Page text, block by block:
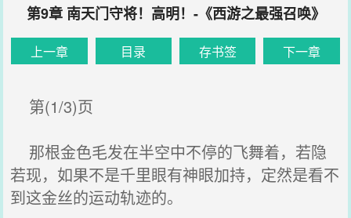
第9章 南天门守将！高明！-《西游之最强召唤》
上一章 目录 存书签 下一章
第(1/3)页
那根金色毛发在半空中不停的飞舞着，若隐
若现，如果不是千里眼有神眼加持，定然是看不
到这金丝的运动轨迹的。